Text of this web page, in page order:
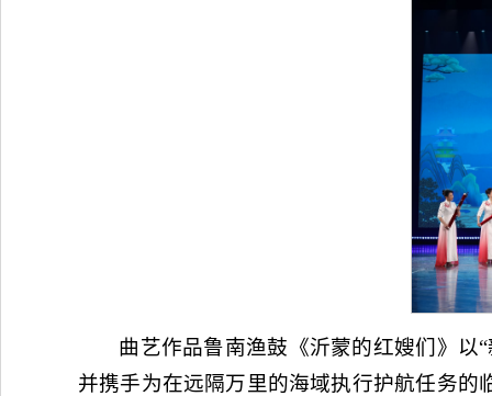
曲艺作品鲁南渔鼓《沂蒙的红嫂们》以
并携手为在远隔万里的海域执行护航任务